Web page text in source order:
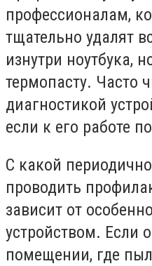
профессионалам,
тщательно удалят
изнутри ноутбука,
термопасту. Часто
диагностикой
если к его работе
С какой
проводить
зависит от
устройством. Если
помещении, где